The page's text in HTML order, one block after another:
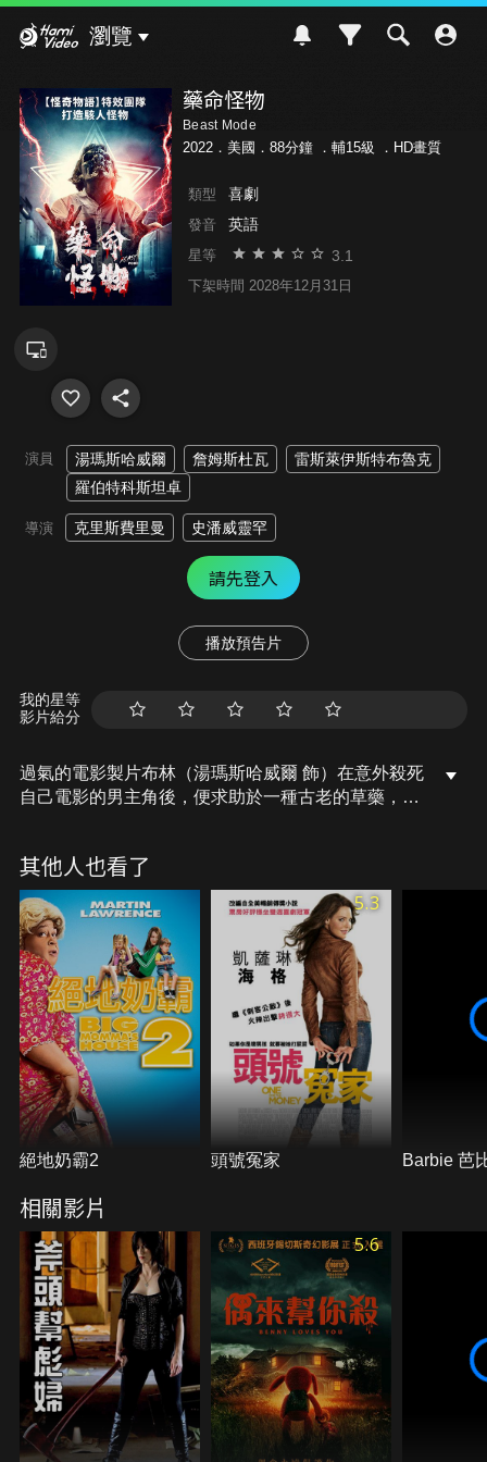
瀏覽
藥命怪物
Beast Mode
2022．美國．88分鐘 ． 輔15級 ．HD畫質
類型 喜劇
發音 英語
星等 3.1
下架時間 2028年12月31日
演員 湯瑪斯哈威爾 詹姆斯杜瓦
雷斯萊伊斯特布魯克
羅伯特科斯坦卓
導演 克里斯費里曼 史潘威靈罕
請先登入
播放預告片
我的星等
影片給分
過氣的電影製片布林（湯瑪斯哈威爾 飾）在意外殺死
自己電影的男主角後，便求助於一種古老的草藥，希
血的恐怖怪物……。
其他人也看了
絕地奶霸2
5.3
頭號冤家 Barbie 芭
相關影片
5.6